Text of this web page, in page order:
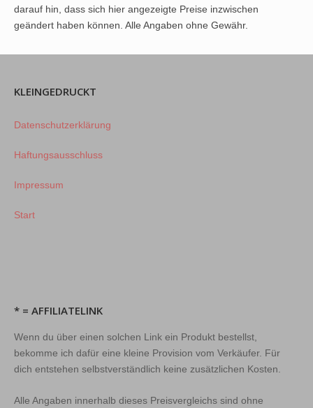
darauf hin, dass sich hier angezeigte Preise inzwischen
geändert haben können. Alle Angaben ohne Gewähr.
KLEINGEDRUCKT
Datenschutzerklärung
Haftungsausschluss
Impressum
Start
* = AFFILIATELINK
Wenn du über einen solchen Link ein Produkt bestellst,
bekomme ich dafür eine kleine Provision vom Verkäufer. Für
dich entstehen selbstverständlich keine zusätzlichen Kosten.
Alle Angaben innerhalb dieses Preisvergleichs sind ohne